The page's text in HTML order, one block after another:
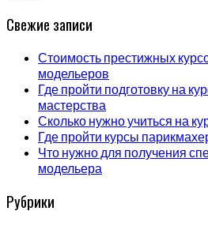
Свежие записи
Стоимость престижных
модельеров
Где пройти подготовку на
мастерства
Сколько нужно учиться на
Где пройти курсы
Что нужно для получения
модельера
Рубрики